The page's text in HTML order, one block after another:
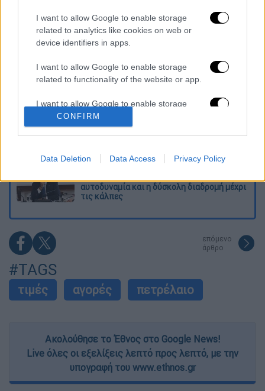
I want to allow Google to enable storage
related to analytics like cookies on web or
device identifiers in apps.
I want to allow Google to enable storage
related to functionality of the website or app.
I want to allow Google to enable storage
related to personalization.
related to security, including authentication
functionality and fraud prevention, and other
CONFIRM
Data Deletion Data Access Privacy Policy
Ξεφυλλίζοντας... τέσσερις ιστορίες για τη
γνώση, τη φύση και την τεχνολογία
Απίστευτη ιστορία στην Ελλάδα – Πώς μια
μπάλα ταξίδεψε στη θάλασσα 80 μίλια για
Κορυφώνεται το κύμα ζέστης: Πού θα
δείξει 40αρια το θερμόμετρο - Οι περιοχές
σε red code
αυτοδυναμία και η δύσκολη διαδρομή μέχρι
τις κάλπες
επόμενο
άρθρο
#TAGS
τιμές αγορές πετρέλαιο
Ακολούθησε το Έθνος στο Google News!
Live όλες οι εξελίξεις λεπτό προς λεπτό, με την
υπογραφή του www.ethnos.gr